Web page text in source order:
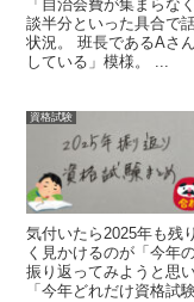
「自治会費が集まら
談半分といった具合で
状況。 班長であるAさ
している」模様。 ...
資格試験
気付いたら2025年も残
く見かけるのが「今年
振り返ってみようと思
「今年どれだけ資格試